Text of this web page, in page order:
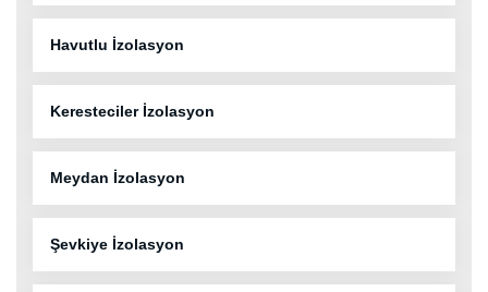
Havutlu İzolasyon
Keresteciler İzolasyon
Meydan İzolasyon
Şevkiye İzolasyon